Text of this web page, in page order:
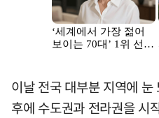
이날 전국 대부분 지역에
후에 수도권과 전라권을 시